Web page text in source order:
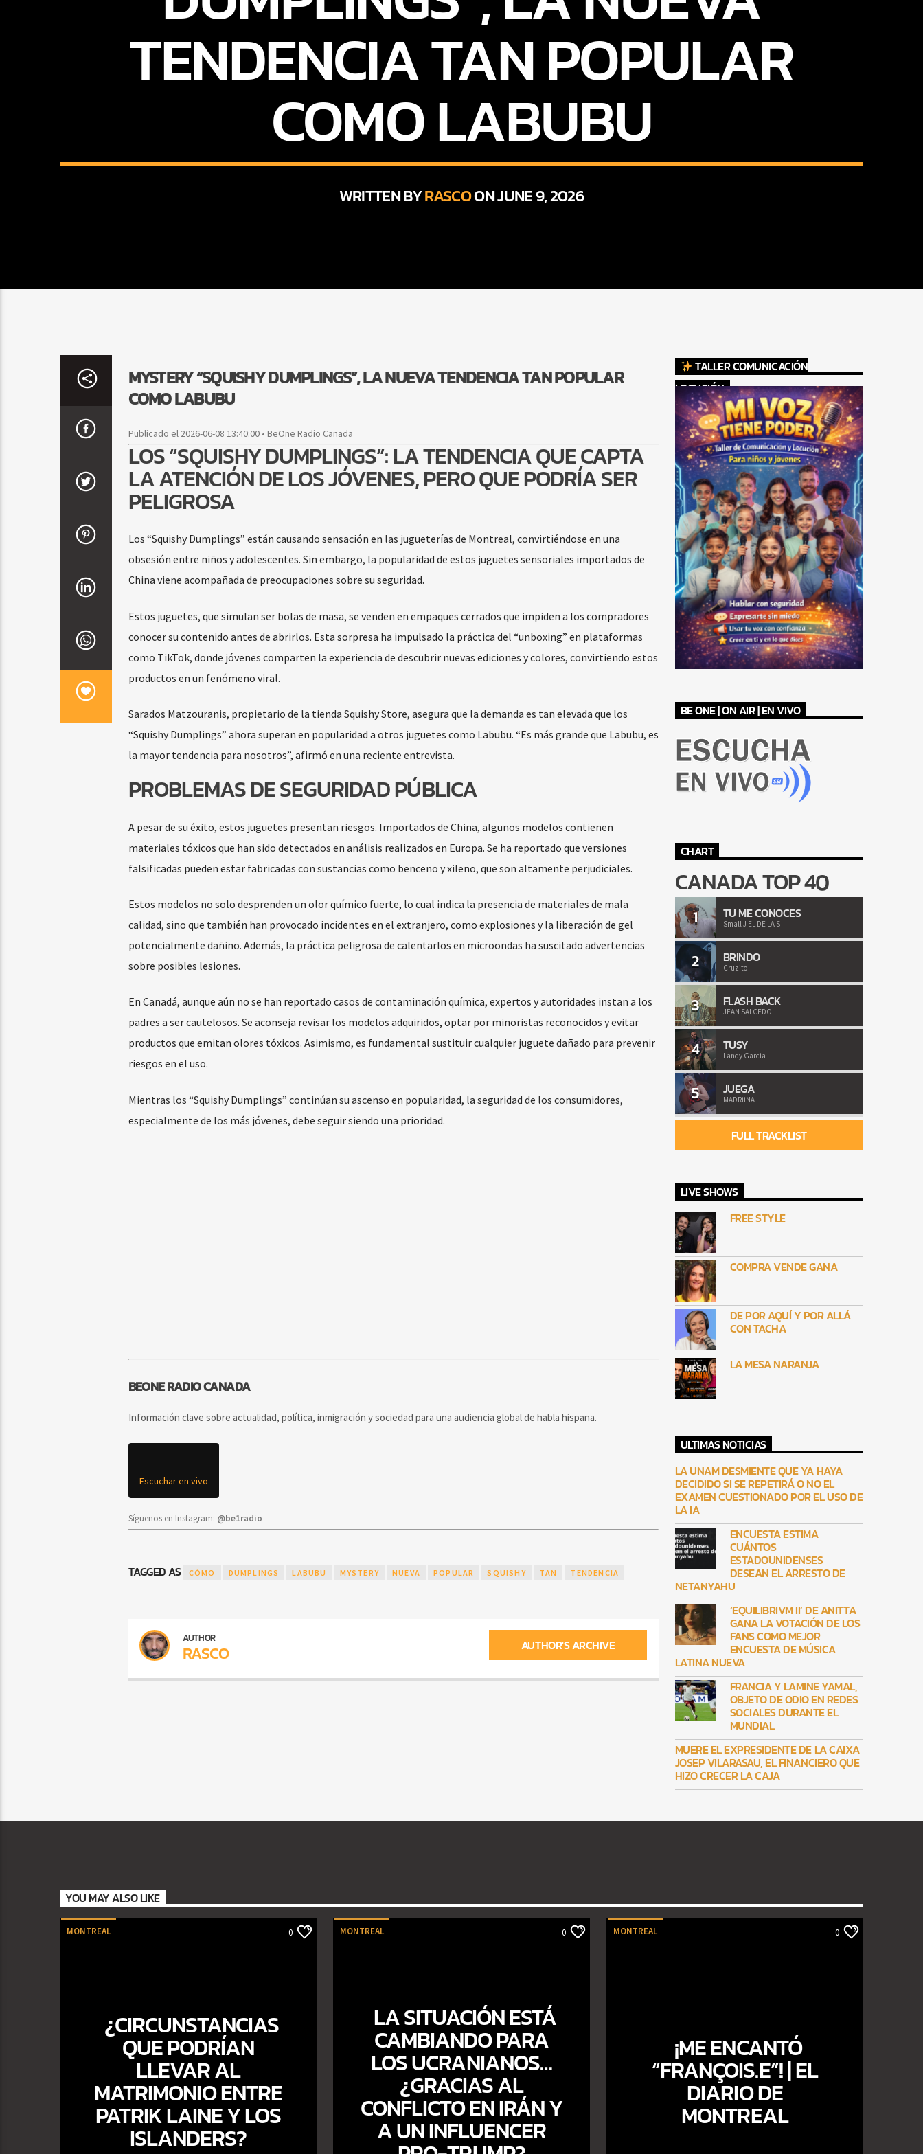
TENDENCIA TAN POPULAR
COMO LABUBU
WRITTEN BYRASCOON JUNE 9, 2026
MYSTERY “SQUISHY DUMPLINGS”, LA NUEVA TENDENCIA TAN POPULAR
COMO LABUBU
Publicado el 2026-06-08 13:40:00 • BeOne Radio Canada
LOS “SQUISHY DUMPLINGS”: LA TENDENCIA QUE CAPTA
LA ATENCIÓN DE LOS JÓVENES, PERO QUE PODRÍA SER
PELIGROSA
Los “Squishy Dumplings” están causando sensación en las jugueterías de Montreal, convirtiéndose en una
obsesión entre niños y adolescentes. Sin embargo, la popularidad de estos juguetes sensoriales importados de
China viene acompañada de preocupaciones sobre su seguridad.
Estos juguetes, que simulan ser bolas de masa, se venden en empaques cerrados que impiden a los compradores
conocer su contenido antes de abrirlos. Esta sorpresa ha impulsado la práctica del “unboxing” en plataformas
como TikTok, donde jóvenes comparten la experiencia de descubrir nuevas ediciones y colores, convirtiendo estos
productos en un fenómeno viral.
Sarados Matzouranis, propietario de la tienda Squishy Store, asegura que la demanda es tan elevada que los
“Squishy Dumplings” ahora superan en popularidad a otros juguetes como Labubu. “Es más grande que Labubu, es
la mayor tendencia para nosotros”, afirmó en una reciente entrevista.
PROBLEMAS DE SEGURIDAD PÚBLICA
A pesar de su éxito, estos juguetes presentan riesgos. Importados de China, algunos modelos contienen
materiales tóxicos que han sido detectados en análisis realizados en Europa. Se ha reportado que versiones
falsificadas pueden estar fabricadas con sustancias como benceno y xileno, que son altamente perjudiciales.
Estos modelos no solo desprenden un olor químico fuerte, lo cual indica la presencia de materiales de mala
calidad, sino que también han provocado incidentes en el extranjero, como explosiones y la liberación de gel
potencialmente dañino. Además, la práctica peligrosa de calentarlos en microondas ha suscitado advertencias
sobre posibles lesiones.
En Canadá, aunque aún no se han reportado casos de contaminación química, expertos y autoridades instan a los
padres a ser cautelosos. Se aconseja revisar los modelos adquiridos, optar por minoristas reconocidos y evitar
productos que emitan olores tóxicos. Asimismo, es fundamental sustituir cualquier juguete dañado para prevenir
riesgos en el uso.
Mientras los “Squishy Dumplings” continúan su ascenso en popularidad, la seguridad de los consumidores,
especialmente de los más jóvenes, debe seguir siendo una prioridad.
BEONE RADIO CANADA
Información clave sobre actualidad, política, inmigración y sociedad para una audiencia global de habla hispana.
Escuchar en vivo
Síguenos en Instagram: @be1radio
TAGGED AS CÓMO DUMPLINGS LABUBU MYSTERY NUEVA POPULAR SQUISHY TAN TENDENCIA
AUTHOR
RASCO AUTHOR'S ARCHIVE
TALLER COMUNICACIÓN
LOCUCIÓN
BE ONE | ON AIR | EN VIVO
CHART
CANADA TOP 40
1 TU ME CONOCES
Small J EL DE LA S
2 BRINDO
Cruzito
3 FLASH BACK
JEAN SALCEDO
4 TUSY
Landy Garcia
5 JUEGA
MADRiiNA
FULL TRACKLIST
LIVE SHOWS
FREE STYLE
COMPRA VENDE GANA
DE POR AQUÍ Y POR ALLÁ
CON TACHA
LA MESA NARANJA
ULTIMAS NOTICIAS
LA UNAM DESMIENTE QUE YA HAYA
DECIDIDO SI SE REPETIRÁ O NO EL
EXAMEN CUESTIONADO POR EL USO DE
LA IA
ENCUESTA ESTIMA
CUÁNTOS
ESTADOUNIDENSES
DESEAN EL ARRESTO DE
NETANYAHU
‘EQUILIBRIVM II’ DE ANITTA
GANA LA VOTACIÓN DE LOS
FANS COMO MEJOR
ENCUESTA DE MÚSICA
LATINA NUEVA
FRANCIA Y LAMINE YAMAL,
OBJETO DE ODIO EN REDES
SOCIALES DURANTE EL
MUNDIAL
MUERE EL EXPRESIDENTE DE LA CAIXA
JOSEP VILARASAU, EL FINANCIERO QUE
HIZO CRECER LA CAJA
YOU MAY ALSO LIKE
MONTREAL 0
¿CIRCUNSTANCIAS
QUE PODRÍAN
LLEVAR AL
MATRIMONIO ENTRE
PATRIK LAINE Y LOS
ISLANDERS?
MONTREAL 0
LA SITUACIÓN ESTÁ
CAMBIANDO PARA
LOS UCRANIANOS…
¿GRACIAS AL
CONFLICTO EN IRÁN Y
A UN INFLUENCER
MONTREAL 0
¡ME ENCANTÓ
“FRANÇOIS.E”! | EL
DIARIO DE
MONTREAL